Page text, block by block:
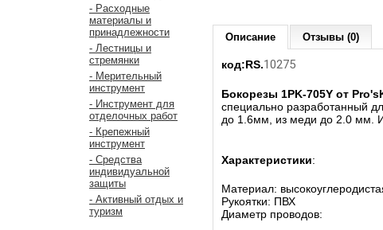
- Расходные
материалы и
принадлежности
- Лестницы и
стремянки
- Мерительный
инструмент
- Инструмент для
отделочных работ
- Крепежный
инструмент
- Средства
индивидуальной
защиты
- Активный отдых и
туризм
Описание Отзывы (0)
код:RS.10275
Бокорезы 1PK-705Y от
специально разработанный
до 1.6мм, из меди до 2.0 мм.
Характеристики:
Материал:
Рукоятки: ПВХ
Диаметр проводов: